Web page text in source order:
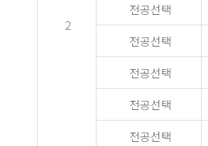
2
전공선택
전공선택
전공선택
전공선택
전공선택